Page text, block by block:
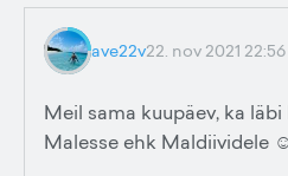
ave22v22. nov 2021 22:56
Meil sama kuupäev, ka
Malesse ehk Maldiividele ☺️